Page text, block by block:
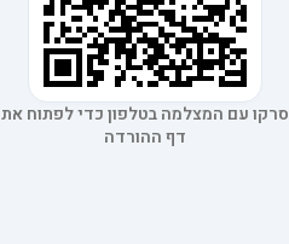
סרקו עם המצלמה בטלפון כדי לפתוח את
דף ההורדה